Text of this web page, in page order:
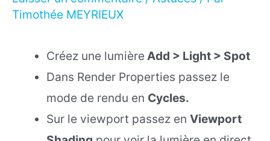
Timothée MEYRIEUX
Créez une lumière Add > Light > Spot
Dans Render Properties passez le
mode de rendu en Cycles.
Sur le viewport passez enViewport